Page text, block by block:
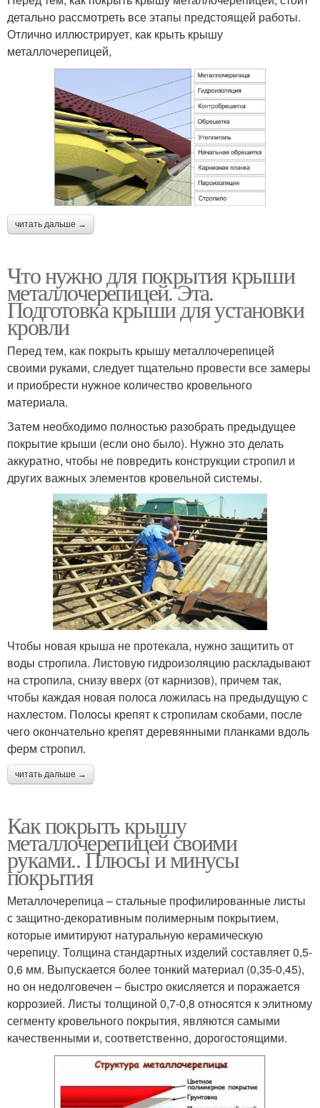
детально рассмотреть все этапы предстоящей работы.
Отлично иллюстрирует, как крыть крышу
металлочерепицей,
читать дальше →
Что нужно для покрытия крыши
металлочерепицей. Эта.
Подготовка крыши для установки
кровли
Перед тем, как покрыть крышу металлочерепицей
своими руками, следует тщательно провести все замеры
и приобрести нужное количество кровельного
материала.
Затем необходимо полностью разобрать предыдущее
покрытие крыши (если оно было). Нужно это делать
аккуратно, чтобы не повредить конструкции стропил и
других важных элементов кровельной системы.
Чтобы новая крыша не протекала, нужно защитить от
воды стропила. Листовую гидроизоляцию раскладывают
на стропила, снизу вверх (от карнизов), причем так,
чтобы каждая новая полоса ложилась на предыдущую с
нахлестом. Полосы крепят к стропилам скобами, после
чего окончательно крепят деревянными планками вдоль
ферм стропил.
читать дальше →
Как покрыть крышу
металлочерепицей своими
руками.. Плюсы и минусы
покрытия
Металлочерепица – стальные профилированные листы
с защитно-декоративным полимерным покрытием,
которые имитируют натуральную керамическую
черепицу. Толщина стандартных изделий составляет 0,5-
0,6 мм. Выпускается более тонкий материал (0,35-0,45),
но он недолговечен – быстро окисляется и поражается
коррозией. Листы толщиной 0,7-0,8 относятся к элитному
сегменту кровельного покрытия, являются самыми
качественными и, соответственно, дорогостоящими.